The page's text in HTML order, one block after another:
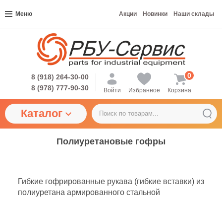
Меню Акции Новинки Наши склады
8 (918) 264-30-00
8 (978) 777-90-30
Войти Избранное Корзина
0
Каталог
Полиуретановые гофры
Гибкие гофрированные рукава (гибкие вставки) из
полиуретана армированного стальной